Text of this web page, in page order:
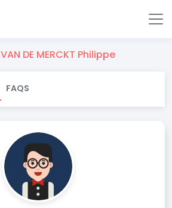
VAN DE MERCKT Philippe
FAQS